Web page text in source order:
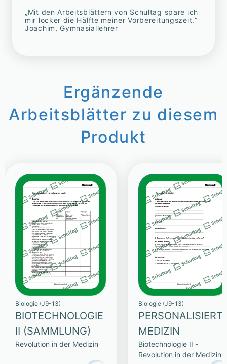
„Mit den Arbeitsblättern von Schultag spare ich
mir locker die Hälfte meiner Vorbereitungszeit.“
Joachim, Gymnasiallehrer
Ergänzende
Arbeitsblätter zu diesem
Produkt
Biologie (J9-13)
BIOTECHNOLOGIE
II (SAMMLUNG)
Revolution in der Medizin
Biologie (J9-13)
MEDIZIN
Biotechnologie II -
Revolution in der Medizin